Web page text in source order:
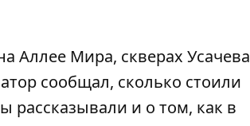
Аллее Мира, скверах Усачева
сообщал, сколько стоили
рассказывали и о том, как в